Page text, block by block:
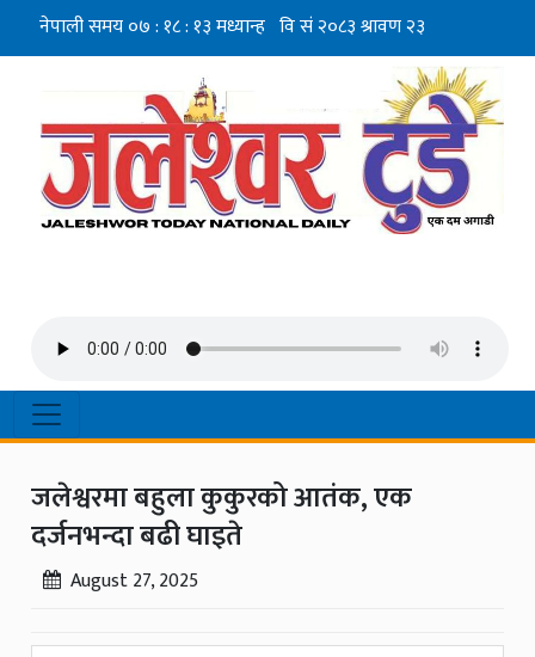
जलेश्वरमा बहुला कुकुरको आतंक, एक
दर्जनभन्दा बढी घाइते
August 27, 2025